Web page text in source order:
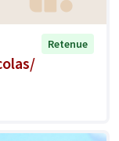
Retenue